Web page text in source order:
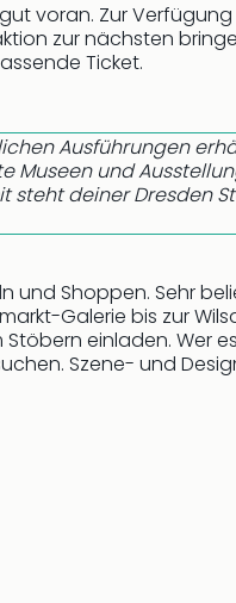
voran. Zur Verfügung
zur nächsten
Ticket.
Ausführungen
Museen und
steht deiner Dresden
und Shoppen. Sehr
Galerie bis zur
einladen. Wer
Szene- und